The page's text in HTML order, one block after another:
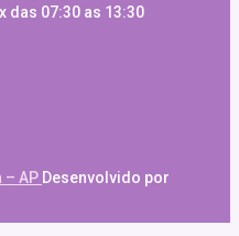
das 07:30 as 13:30
Desenvolvido por